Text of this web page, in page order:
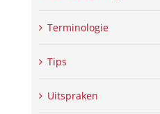
Terminologie
Tips
Uitspraken